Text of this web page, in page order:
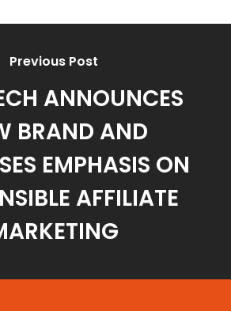
Previous Post
ANNOUNCES
BRAND AND
EMPHASIS ON
AFFILIATE